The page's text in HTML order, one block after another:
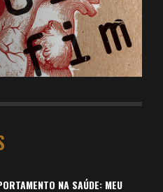
NA SAÚDE: MEU